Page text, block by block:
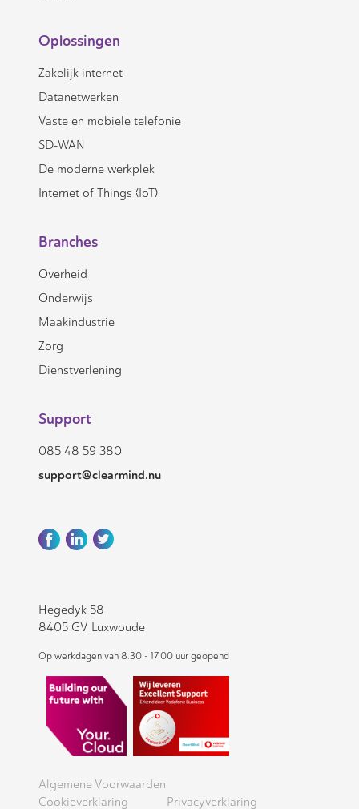
Oplossingen
Zakelijk internet
Datanetwerken
Vaste en mobiele telefonie
SD-WAN
De moderne werkplek
Internet of Things (IoT)
Branches
Overheid
Onderwijs
Maakindustrie
Zorg
Dienstverlening
Support
085 48 59 380
support@clearmind.nu
Hegedyk 58
8405 GV Luxwoude
Op werkdagen van 8.30 - 17.00 uur geopend
Algemene Voorwaarden
Cookieverklaring
Privacyverklaring